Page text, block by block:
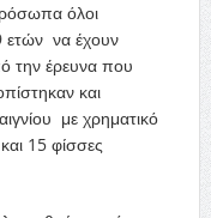
όλοι
ετών να έχουν
την έρευνα που
και
με χρηματικό
15 φίσσες